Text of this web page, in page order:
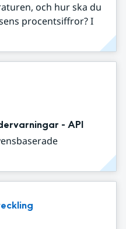
och hur ska du
procentsiffror? I
- API